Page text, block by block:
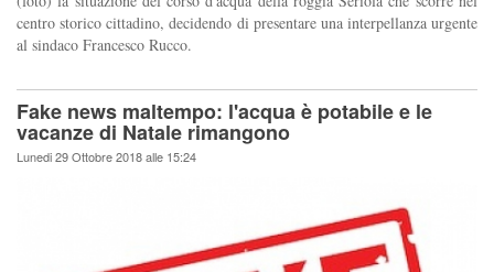
centro storico cittadino, decidendo di presentare una interpellanza urgente
al sindaco Francesco Rucco.
Fake news maltempo: l'acqua è potabile e le
vacanze di Natale rimangono
Lunedi 29 Ottobre 2018 alle 15:24